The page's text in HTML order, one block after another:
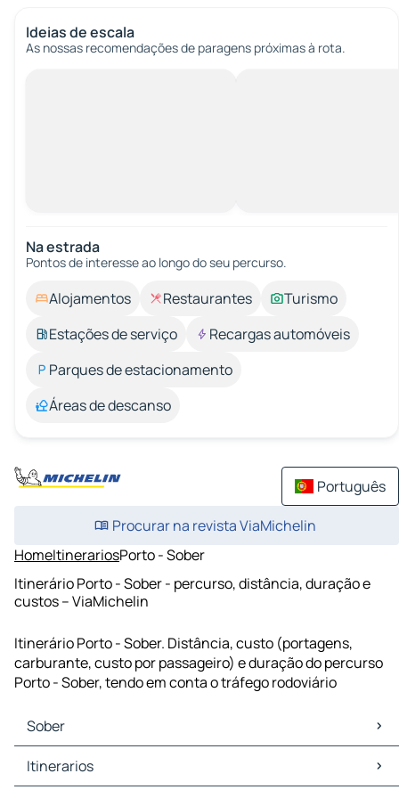
Ideias de escala
As nossas recomendações de paragens próximas à rota.
Na estrada
Pontos de interesse ao longo do seu percurso.
Alojamentos Restaurantes
Turismo
Estações de serviço
Recargas automóveis
Parques de estacionamento
Áreas de descanso
Português
Procurar na revista ViaMichelin
HomeItinerariosPorto - Sober
Itinerário Porto - Sober - percurso, distância, duração e
custos – ViaMichelin
Itinerário Porto - Sober. Distância, custo (portagens,
carburante, custo por passageiro) e duração do percurso
Porto - Sober, tendo em conta o tráfego rodoviário
Sober
Sober Mapas Plantas
Sober Trafego
Itinerarios